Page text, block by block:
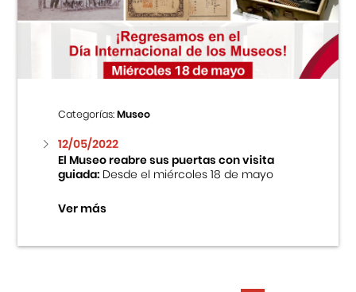
Categorías:Museo
12/05/2022
El Museo reabre sus puertas con visita
guiada:Desde el miércoles 18 de mayo
Ver más